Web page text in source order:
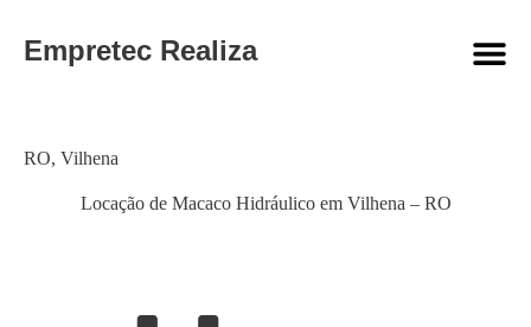
Empretec Realiza
Locação de Macaco Hidráulico em Vilhena – RO
Category
RO, Vilhena